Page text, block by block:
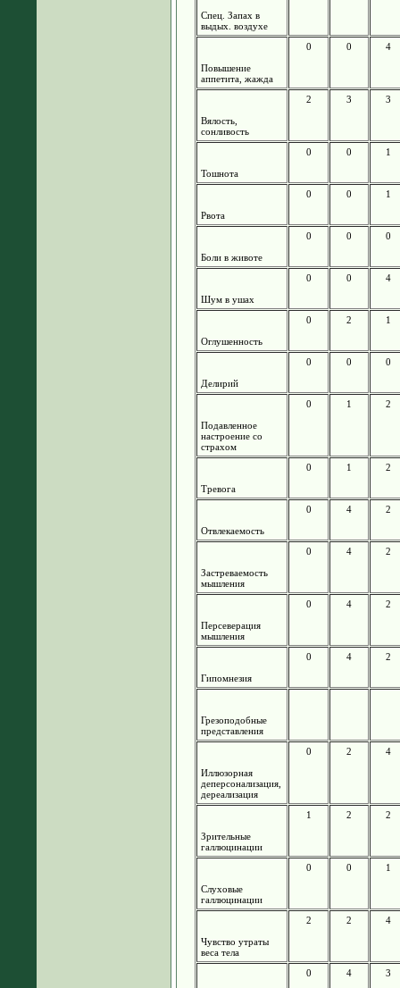
Спец. Запах в
выдых. воздухе
Повышение
аппетита, жажда
0 0 4
Вялость,
сонливость
2 3 3
Тошнота
0 0 1
Рвота
0 0 1
Боли в животе
0 0 0
Шум в ушах
0 0 4
Оглушенность
0 2 1
Делирий
0 0 0
Подавленное
настроение со
страхом
0 1 2
Тревога
0 1 2
Отвлекаемость
0 4 2
Застреваемость
мышления
0 4 2
Персеверация
мышления
0 4 2
Гипомнезия
0 4 2
Грезоподобные
представления
Иллюзорная
деперсонализация,
дереализация
0 2 4
Зрительные
галлюцинации
1 2 2
Слуховые
галлюцинации
0 0 1
Чувство утраты
веса тела
2 2 4
0 4 3